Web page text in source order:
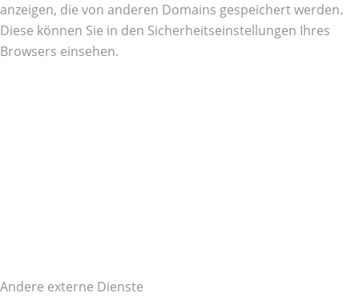
anzeigen, die von anderen Domains gespeichert werden.
Diese können Sie in den Sicherheitseinstellungen Ihres
Browsers einsehen.
Andere externe Dienste